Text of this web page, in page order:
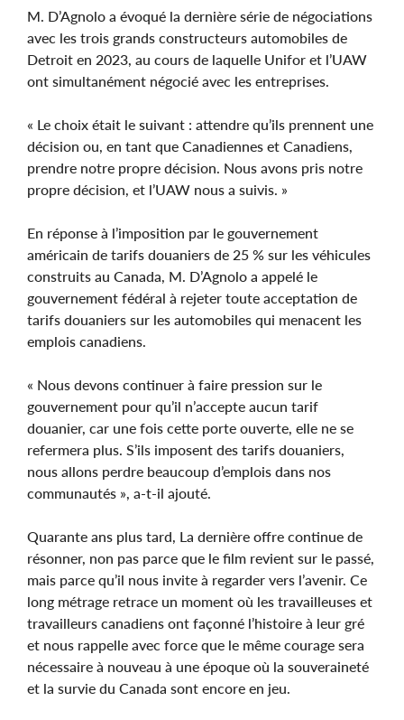
M. D’Agnolo a évoqué la dernière série de négociations
avec les trois grands constructeurs automobiles de
Detroit en 2023, au cours de laquelle Unifor et l’UAW
ont simultanément négocié avec les entreprises.
« Le choix était le suivant : attendre qu’ils prennent une
décision ou, en tant que Canadiennes et Canadiens,
prendre notre propre décision. Nous avons pris notre
propre décision, et l’UAW nous a suivis. »
En réponse à l’imposition par le gouvernement
américain de tarifs douaniers de 25 % sur les véhicules
construits au Canada, M. D’Agnolo a appelé le
gouvernement fédéral à rejeter toute acceptation de
tarifs douaniers sur les automobiles qui menacent les
emplois canadiens.
« Nous devons continuer à faire pression sur le
gouvernement pour qu’il n’accepte aucun tarif
douanier, car une fois cette porte ouverte, elle ne se
refermera plus. S’ils imposent des tarifs douaniers,
nous allons perdre beaucoup d’emplois dans nos
communautés », a-t-il ajouté.
Quarante ans plus tard, La dernière offre continue de
résonner, non pas parce que le film revient sur le passé,
mais parce qu’il nous invite à regarder vers l’avenir. Ce
long métrage retrace un moment où les travailleuses et
travailleurs canadiens ont façonné l’histoire à leur gré
et nous rappelle avec force que le même courage sera
nécessaire à nouveau à une époque où la souveraineté
et la survie du Canada sont encore en jeu.